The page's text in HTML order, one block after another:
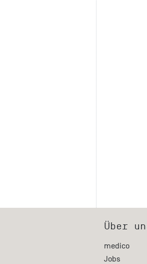
Über
medico
Jobs